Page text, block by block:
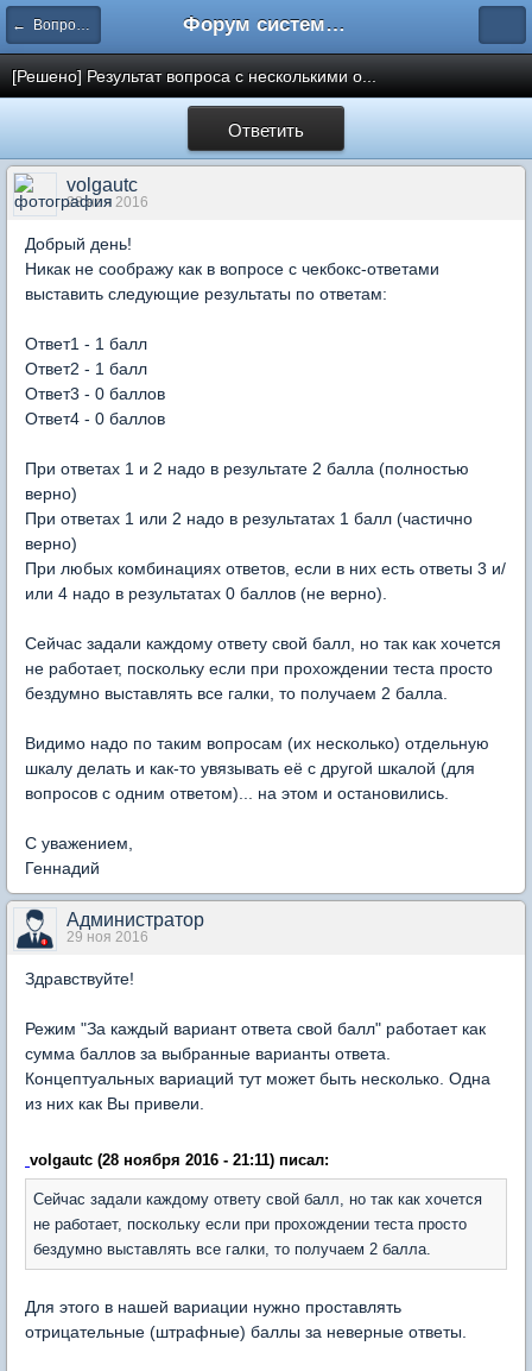
← Вопросы составления тестов Форум системы тестирования INDIGO
[Решено] Результат вопроса с несколькими о...
Ответить
volgautc
28 ноя 2016
Добрый день!
Никак не соображу как в вопросе с чекбокс-ответами
выставить следующие результаты по ответам:
Ответ1 - 1 балл
Ответ2 - 1 балл
Ответ3 - 0 баллов
Ответ4 - 0 баллов
При ответах 1 и 2 надо в результате 2 балла (полностью
верно)
При ответах 1 или 2 надо в результатах 1 балл (частично
верно)
При любых комбинациях ответов, если в них есть ответы 3 и/
или 4 надо в результатах 0 баллов (не верно).
Сейчас задали каждому ответу свой балл, но так как хочется
не работает, поскольку если при прохождении теста просто
бездумно выставлять все галки, то получаем 2 балла.
Видимо надо по таким вопросам (их несколько) отдельную
шкалу делать и как-то увязывать её с другой шкалой (для
вопросов с одним ответом)... на этом и остановились.
С уважением,
Геннадий
Администратор
29 ноя 2016
Здравствуйте!
Режим "За каждый вариант ответа свой балл" работает как
сумма баллов за выбранные варианты ответа.
Концептуальных вариаций тут может быть несколько. Одна
из них как Вы привели.
volgautc (28 ноября 2016 - 21:11) писал:
Сейчас задали каждому ответу свой балл, но так как хочется
не работает, поскольку если при прохождении теста просто
бездумно выставлять все галки, то получаем 2 балла.
Для этого в нашей вариации нужно проставлять
отрицательные (штрафные) баллы за неверные ответы.